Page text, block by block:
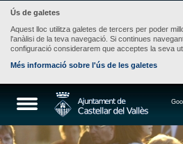
Ús de galetes
Aquest lloc utilitza galetes de tercers per poder
l'anàlisi de la teva navegació. Si continues
configuració considerarem que acceptes la seva
Més informació sobre l'ús de les galetes